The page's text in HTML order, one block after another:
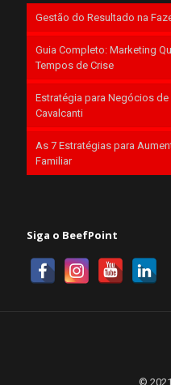
Gestão do Resultado na
Guia Completo: Marketing
Tempos de Crise
Estratégia para Negócios
Cavalcanti
As 7 Estratégias para
Familiar
Siga o BeefPoint
©